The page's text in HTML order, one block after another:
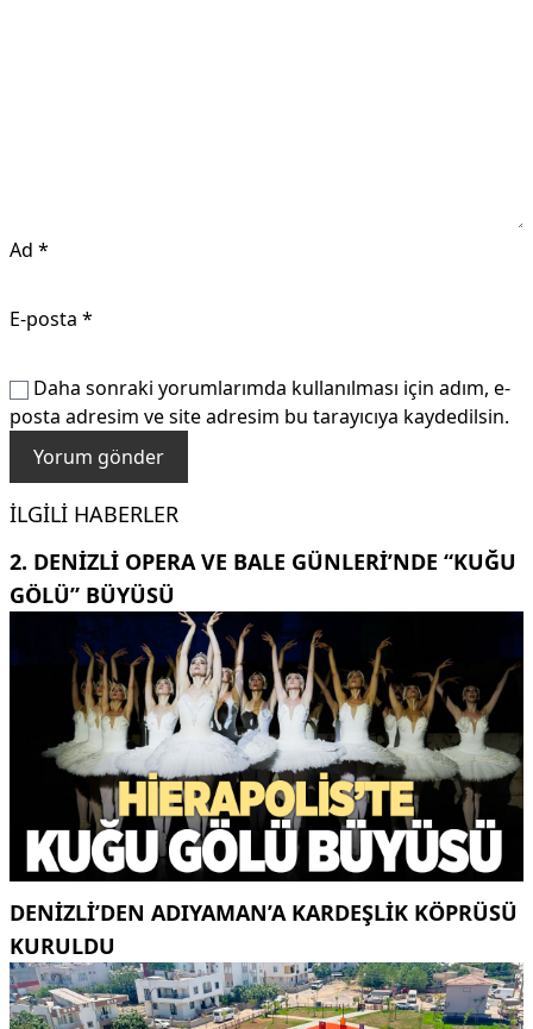
Ad *
E-posta *
Daha sonraki yorumlarımda kullanılması için adım, e-
posta adresim ve site adresim bu tarayıcıya kaydedilsin.
İLGILI HABERLER
2. DENIZLI OPERA VE BALE GÜNLERI’NDE “KUĞU
GÖLÜ” BÜYÜSÜ
DENIZLI’DEN ADIYAMAN’A KARDEŞLIK KÖPRÜSÜ
KURULDU